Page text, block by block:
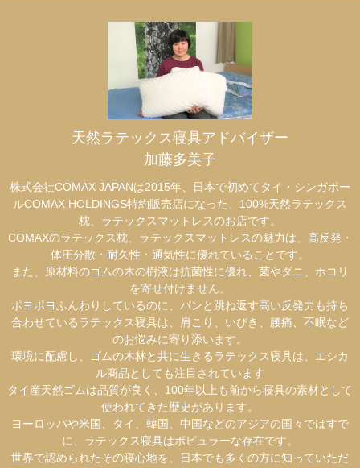
天然ラテックス寝具アドバイザー
加藤多美子
株式会社COMAX JAPANは2015年、日本で初めてタイ・シンガポー
ルCOMAX HOLDINGS特約販売店になった、100%天然ラテックス
枕、ラテックスマットレスのお店です。
COMAXのラテックス枕、ラテックスマットレスの魅力は、高反発・
体圧分散・耐久性・通気性に優れていることです。
また、原材料のゴムの木の樹液は抗菌性に優れ、菌やダニ、ホコリ
を寄せ付けません。
ポヨポヨふんわりしているのに、パンと跳ね返す高い反発力も持ち
合わせているラテックス寝具は、肩こり、いびき、腰痛、不眠など
のお悩みに寄り添います。
環境に配慮し、ゴムの木林と共に生きるラテックス寝具は、エシカ
ル商品としても注目されています
タイ産天然ゴムは品質が良く、100年以上も前から寝具の素材として
使われてきた歴史があります。
ヨーロッパや米国、タイ、韓国、中国などのアジアの国々ではすで
に、ラテックス寝具はポピュラーな存在です。
世界で認められたその寝心地を、日本でも多くの方に知っていただ